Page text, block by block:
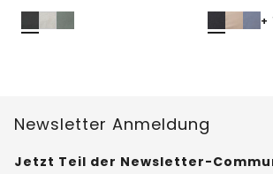
+
Newsletter Anmeldung
Jetzt Teil der Newsletter-